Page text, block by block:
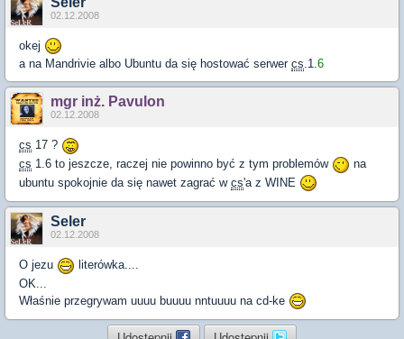
02.12.2008
okej
a na Mandrivie albo Ubuntu da się hostować serwer cs.1.6
mgr inż. Pavulon
02.12.2008
cs 17 ?
cs 1.6 to jeszcze, raczej nie powinno być z tym problemów
na
ubuntu spokojnie da się nawet zagrać w cs'a z WINE
Seler
02.12.2008
O jezu
literówka....
OK...
Właśnie przegrywam uuuu buuuu nntuuuu na cd-ke